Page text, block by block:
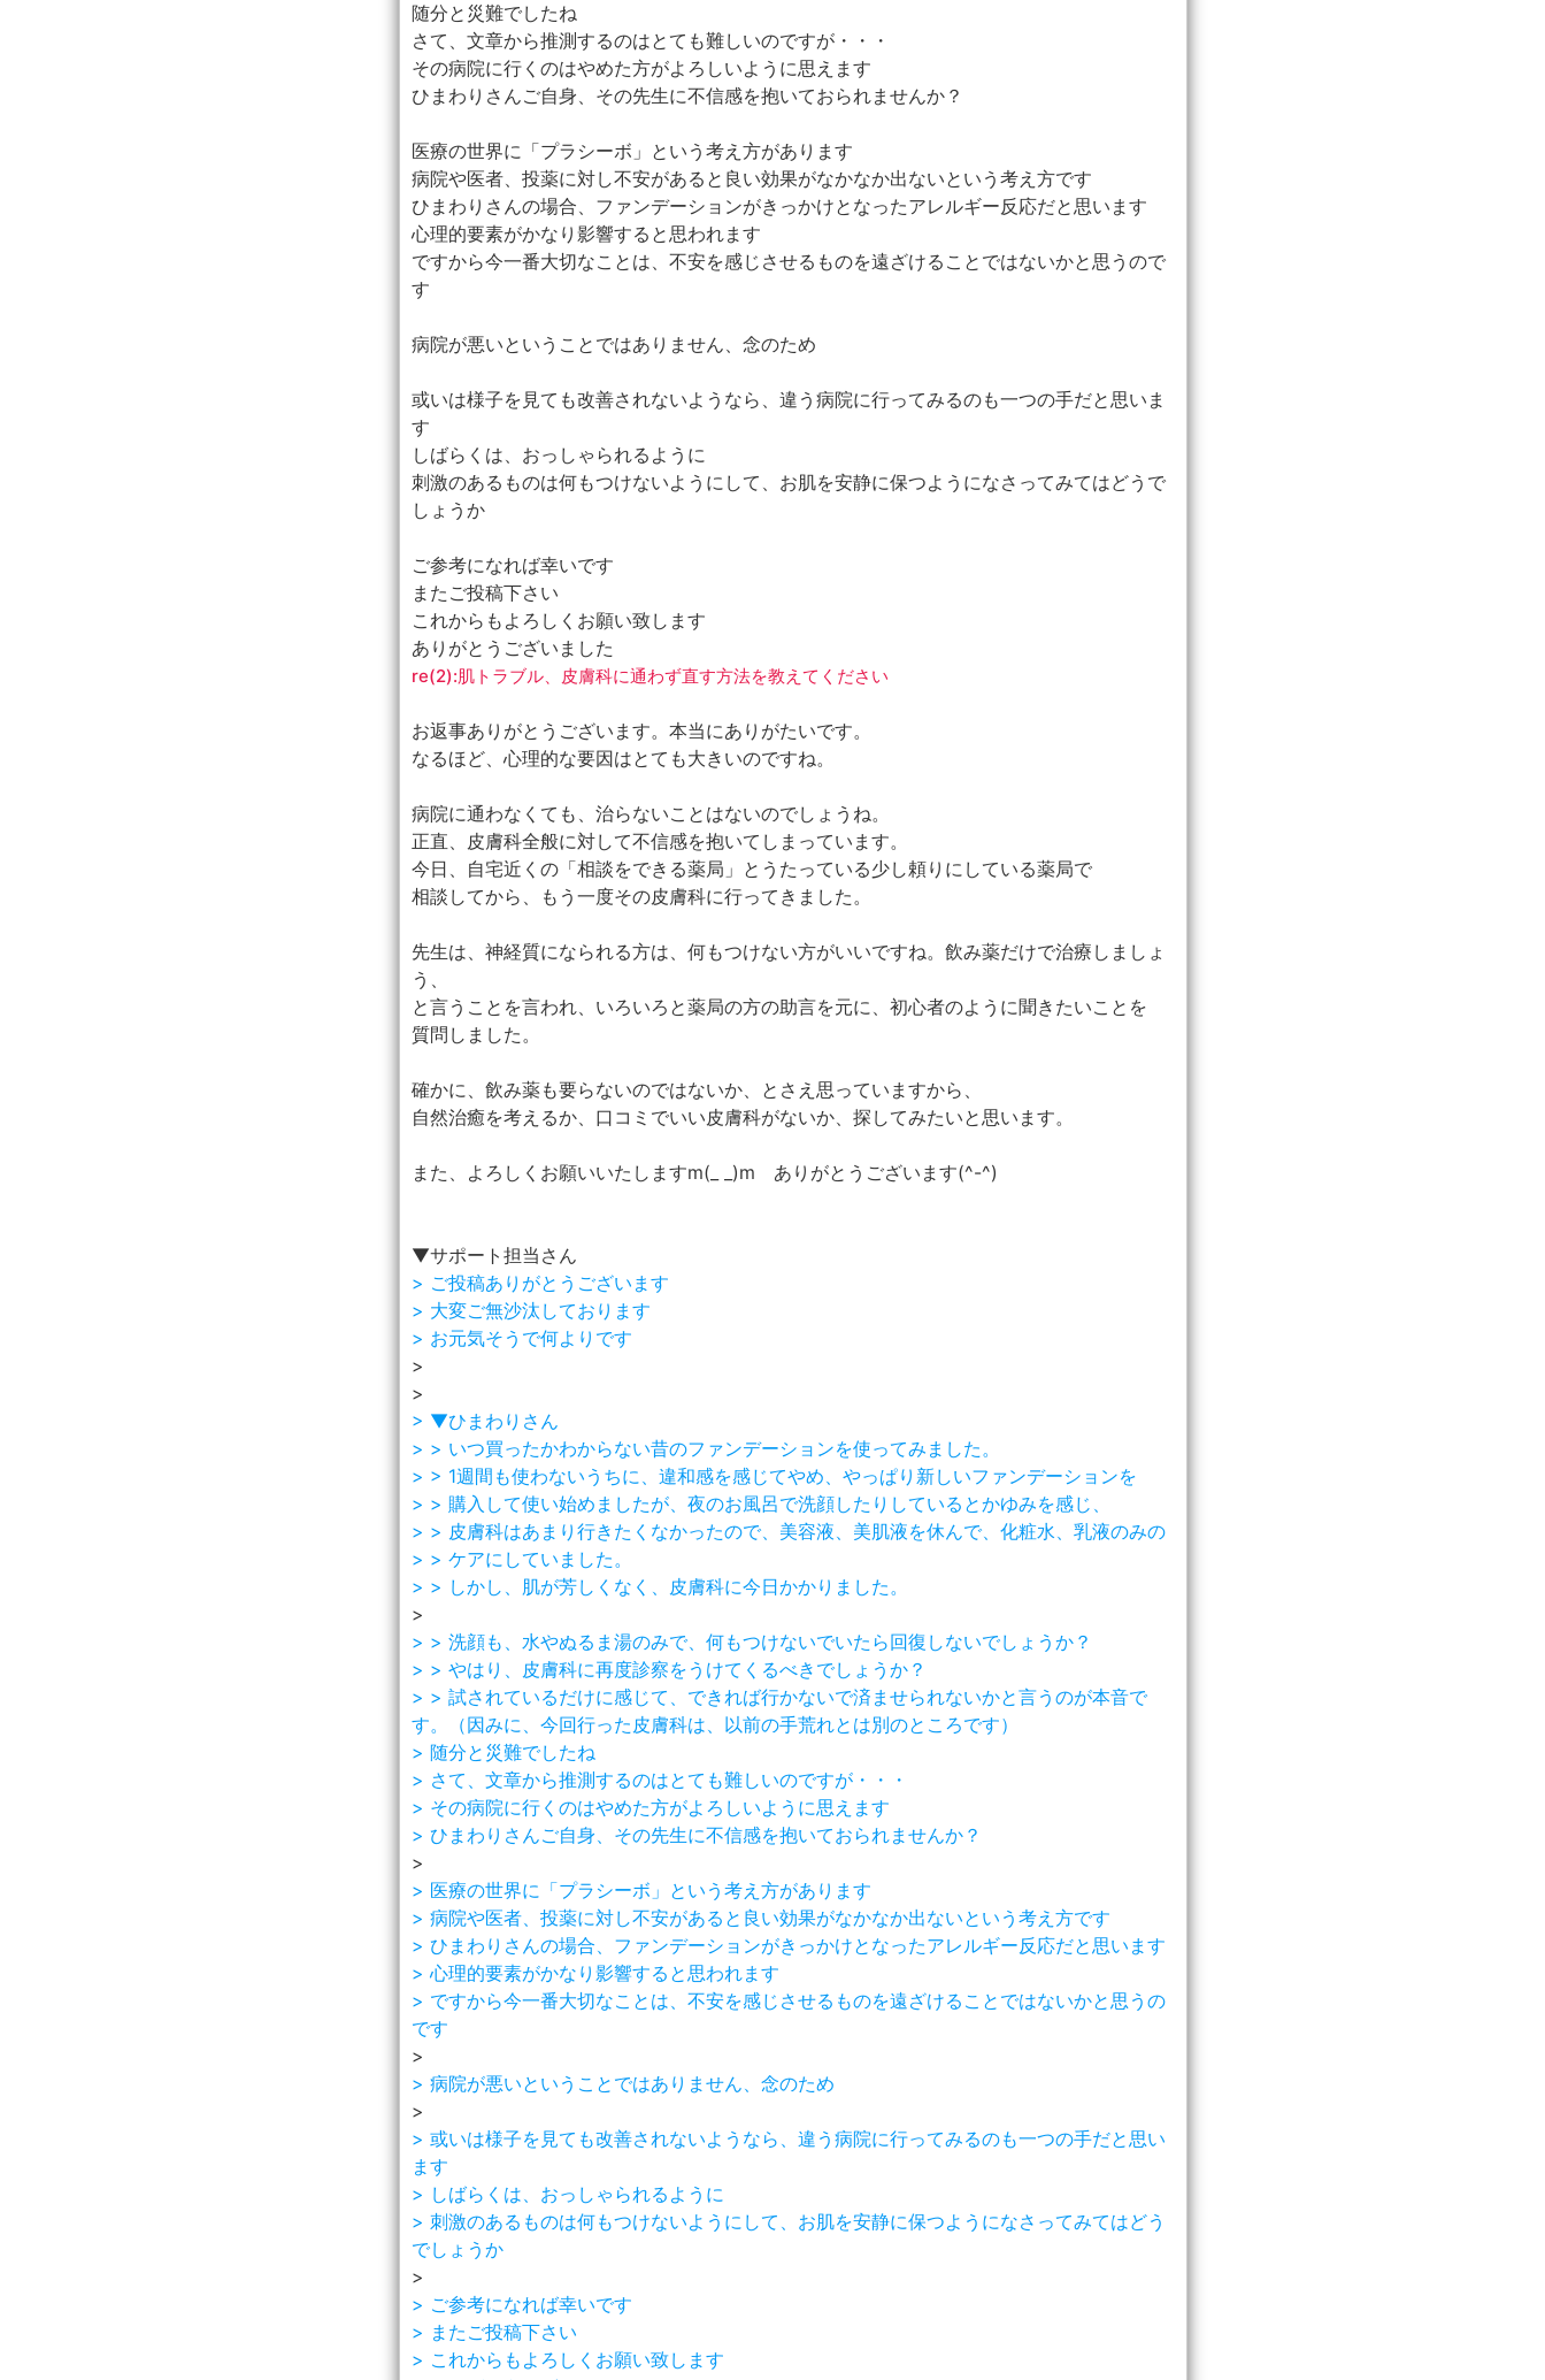
随分と災難でしたね
さて、文章から推測するのはとても難しいのですが・・・
その病院に行くのはやめた方がよろしいように思えます
ひまわりさんご自身、その先生に不信感を抱いておられませんか？
医療の世界に「プラシーボ」という考え方があります
病院や医者、投薬に対し不安があると良い効果がなかなか出ないという考え方です
ひまわりさんの場合、ファンデーションがきっかけとなったアレルギー反応だと思います
心理的要素がかなり影響すると思われます
ですから今一番大切なことは、不安を感じさせるものを遠ざけることではないかと思うので
す
病院が悪いということではありません、念のため
或いは様子を見ても改善されないようなら、違う病院に行ってみるのも一つの手だと思いま
す
しばらくは、おっしゃられるように
刺激のあるものは何もつけないようにして、お肌を安静に保つようになさってみてはどうで
しょうか
ご参考になれば幸いです
またご投稿下さい
これからもよろしくお願い致します
ありがとうございました
re(2):肌トラブル、皮膚科に通わず直す方法を教えてください
お返事ありがとうございます。本当にありがたいです。
なるほど、心理的な要因はとても大きいのですね。
病院に通わなくても、治らないことはないのでしょうね。
正直、皮膚科全般に対して不信感を抱いてしまっています。
今日、自宅近くの「相談をできる薬局」とうたっている少し頼りにしている薬局で
相談してから、もう一度その皮膚科に行ってきました。
先生は、神経質になられる方は、何もつけない方がいいですね。飲み薬だけで治療しましょ
う、
と言うことを言われ、いろいろと薬局の方の助言を元に、初心者のように聞きたいことを
質問しました。
確かに、飲み薬も要らないのではないか、とさえ思っていますから、
自然治癒を考えるか、口コミでいい皮膚科がないか、探してみたいと思います。
また、よろしくお願いいたしますm(_ _)m ありがとうございます(^-^)
▼サポート担当さん
> ご投稿ありがとうございます
> 大変ご無沙汰しております
> お元気そうで何よりです
>
>
> ▼ひまわりさん
> > いつ買ったかわからない昔のファンデーションを使ってみました。
> > 1週間も使わないうちに、違和感を感じてやめ、やっぱり新しいファンデーションを
> > 購入して使い始めましたが、夜のお風呂で洗顔したりしているとかゆみを感じ、
> > 皮膚科はあまり行きたくなかったので、美容液、美肌液を休んで、化粧水、乳液のみの
> > ケアにしていました。
> > しかし、肌が芳しくなく、皮膚科に今日かかりました。
>
> > 洗顔も、水やぬるま湯のみで、何もつけないでいたら回復しないでしょうか？
> > やはり、皮膚科に再度診察をうけてくるべきでしょうか？
> > 試されているだけに感じて、できれば行かないで済ませられないかと言うのが本音で
す。（因みに、今回行った皮膚科は、以前の手荒れとは別のところです）
> 随分と災難でしたね
> さて、文章から推測するのはとても難しいのですが・・・
> その病院に行くのはやめた方がよろしいように思えます
> ひまわりさんご自身、その先生に不信感を抱いておられませんか？
>
> 医療の世界に「プラシーボ」という考え方があります
> 病院や医者、投薬に対し不安があると良い効果がなかなか出ないという考え方です
> ひまわりさんの場合、ファンデーションがきっかけとなったアレルギー反応だと思います
> 心理的要素がかなり影響すると思われます
> ですから今一番大切なことは、不安を感じさせるものを遠ざけることではないかと思うの
です
>
> 病院が悪いということではありません、念のため
>
> 或いは様子を見ても改善されないようなら、違う病院に行ってみるのも一つの手だと思い
ます
> しばらくは、おっしゃられるように
> 刺激のあるものは何もつけないようにして、お肌を安静に保つようになさってみてはどう
でしょうか
>
> ご参考になれば幸いです
> またご投稿下さい
> これからもよろしくお願い致します